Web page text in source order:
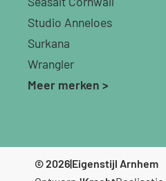
Studio Anneloes
Surkana
Wrangler
Meer merken >
© 2026|Eigenstijl Arnhem